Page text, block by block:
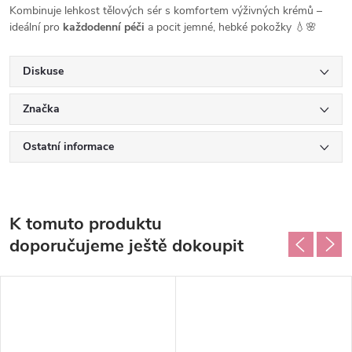
Kombinuje lehkost tělových sér s komfortem výživných krémů –
ideální pro každodenní péči a pocit jemné, hebké pokožky 💧🌸
Diskuse
Značka
Ostatní informace
K tomuto produktu
doporučujeme ještě dokoupit